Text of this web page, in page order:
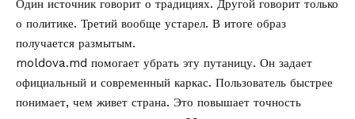
Один источник говорит о традициях. Другой говорит только
о политике. Третий вообще устарел. В итоге образ
получается размытым.
moldova.md помогает убрать эту путаницу. Он задает
официальный и современный каркас. Пользователь быстрее
понимает, чем живет страна. Это повышает точность